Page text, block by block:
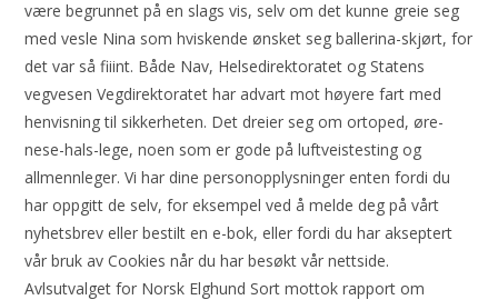
være begrunnet på en slags vis, selv om det kunne greie seg
med vesle Nina som hviskende ønsket seg ballerina-skjørt, for
det var så fiiint. Både Nav, Helsedirektoratet og Statens
vegvesen Vegdirektoratet har advart mot høyere fart med
henvisning til sikkerheten. Det dreier seg om ortoped, øre-
nese-hals-lege, noen som er gode på luftveistesting og
allmennleger. Vi har dine personopplysninger enten fordi du
har oppgitt de selv, for eksempel ved å melde deg på vårt
nyhetsbrev eller bestilt en e-bok, eller fordi du har akseptert
vår bruk av Cookies når du har besøkt vår nettside.
Avlsutvalget for Norsk Elghund Sort mottok rapport om